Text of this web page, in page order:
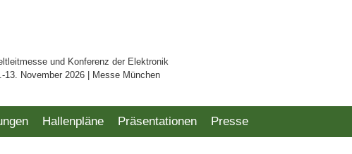
und Konferenz der Elektronik
13. November 2026 | Messe München
Hallenpläne Präsentationen Presse